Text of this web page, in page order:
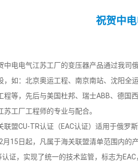
祝贺中
电气江苏工厂的变压器产品通过我司俄
，如：北京奥运工程、南京南站、沈阳全
程等，先后与美国杜邦、瑞士ABB、德国
苏工厂工程师的专业与配合。
CU-TR认证（EAC认证）适用于俄罗斯
月15日起，凡属于海关联盟清单范围内的
认证，实现了统一的技术监管，标志为EAC